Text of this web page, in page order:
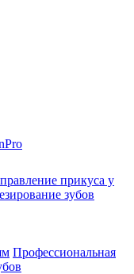
прикуса у
зубов
Профессиональная